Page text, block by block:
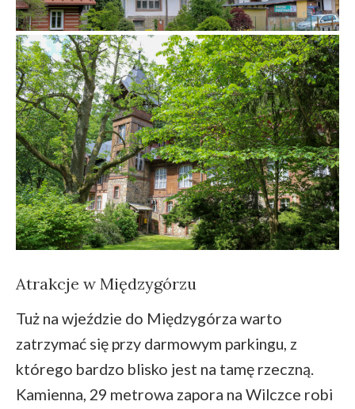
Atrakcje w Międzygórzu
Tuż na wjeździe do Międzygórza warto
zatrzymać się przy darmowym parkingu, z
którego bardzo blisko jest na tamę rzeczną.
Kamienna, 29 metrowa zapora na Wilczce robi